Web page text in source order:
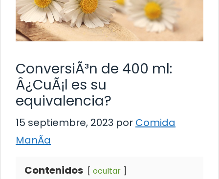
ConversiÃ³n de 400 ml:
Â¿CuÃ¡l es su
equivalencia?
15 septiembre, 2023 por Comida
ManÃ­a
Contenidos ocultar